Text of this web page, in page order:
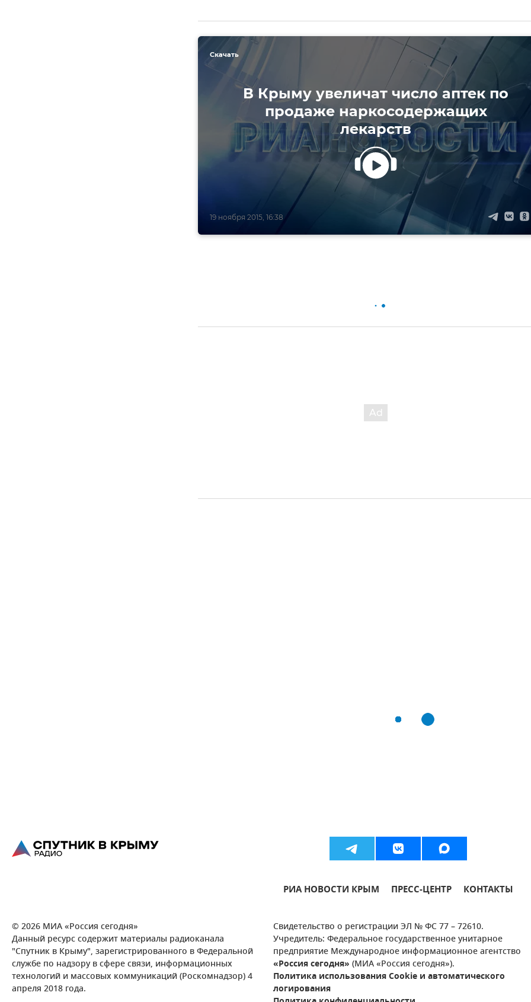
В Крыму увеличат число аптек по
продаже наркосодержащих
лекарств
19 ноября 2015, 16:38
Скачать
РИА НОВОСТИ КРЫМ ПРЕСС-ЦЕНТР КОНТАКТЫ
© 2026 МИА «Россия сегодня»
Данный ресурс содержит материалы радиоканала
"Спутник в Крыму", зарегистрированного в Федеральной
службе по надзору в сфере связи, информационных
технологий и массовых коммуникаций (Роскомнадзор) 4
апреля 2018 года.
Свидетельство о регистрации ЭЛ № ФС 77 – 72610.
Учредитель: Федеральное государственное унитарное
предприятие Международное информационное агентство
«Россия сегодня» (МИА «Россия сегодня»).
Политика использования Cookie и автоматического
логирования